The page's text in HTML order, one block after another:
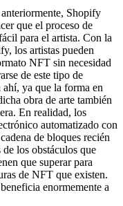
Shopify
que el proceso de
para el artista. Con la
los artistas pueden
NFT sin necesidad
de este tipo de
ya que la forma en
obra de arte también
En realidad, los
automatizado con
de bloques recién
los obstáculos que
que superar para
de NFT que existen.
enormemente a